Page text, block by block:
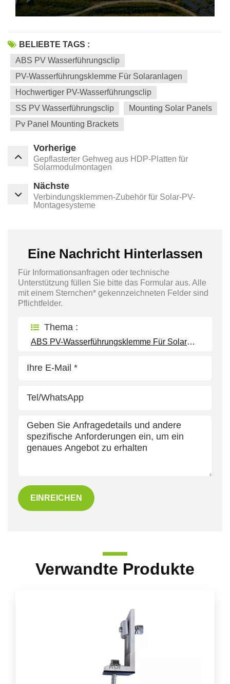
BELIEBTE TAGS :
ABS PV Wasserführungsclip
PV-Wasserführungsklemme Für Solaranlagen
Hochwertiger PV-Wasserführungsclip
SS PV Wasserführungsclip
Mounting Solar Panels
Pv Panel Mounting Brackets
Vorherige
Gepflasterter Gehweg aus HDP-Platten für
Solarmodulmontagen
Nächste
Verbindungsklemmen-Zubehör für Solar-PV-
Montagesysteme
Eine Nachricht Hinterlassen
Für Informationsanfragen oder technische
Unterstützung füllen Sie bitte das Formular aus. Alle
mit einem Sternchen* gekennzeichneten Felder sind
Pflichtfelder.
Thema :
ABS PV-Wasserführungsklemme Für Solaranlagen
EINREICHEN
Verwandte Produkte